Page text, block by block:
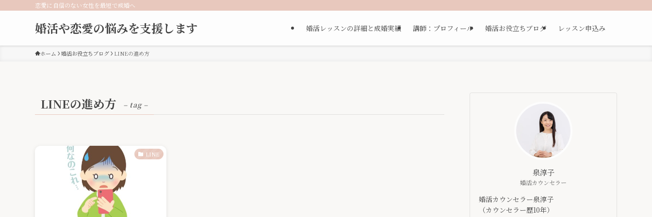
恋愛に自信のない女性を最短で成婚へ
婚活や恋愛の悩みを支援します 婚活レッスンの詳細と成婚実績 講師：プロフィール 婚活お役立ちブログ レッスン申込み
ホーム 婚活お役立ちブログ LINEの進め方
LINEの進め方 – tag –
LINE
泉淳子
婚活カウンセラー
婚活カウンセラー泉淳子
（カウンセラー歴10年）